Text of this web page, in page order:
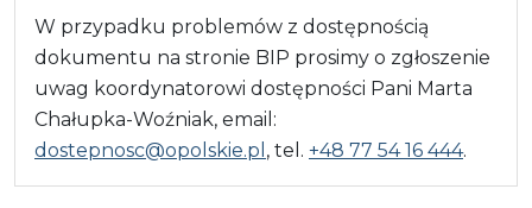
W przypadku problemów z dostępnością
dokumentu na stronie BIP prosimy o zgłoszenie
uwag koordynatorowi dostępności Pani Marta
Chałupka-Woźniak, email:
dostepnosc@opolskie.pl , tel. +48 77 54 16 444.